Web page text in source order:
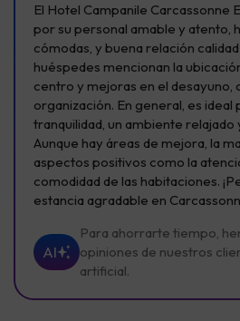
El Hotel Campanile Carcassonne
por su personal amable y atento,
cómodas, y buena relación
huéspedes mencionan la
centro y mejoras en el desayuno,
organización. En general, es ideal
tranquilidad, un ambiente relajado
Aunque hay áreas de mejora, la
aspectos positivos como la
comodidad de las habitaciones.
estancia agradable en
AI
Para ahorrarte tiempo,
opiniones de nuestros
artificial.